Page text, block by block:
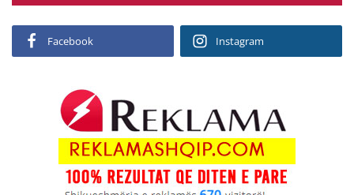
Facebook Instagram